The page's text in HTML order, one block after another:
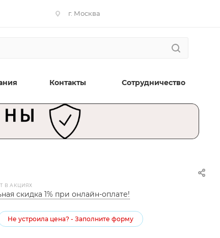
г. Москва
Контакты Сотрудничество
В АКЦИЯХ
скидка 1% при онлайн-оплате!
Не устроила цена? - Заполните форму